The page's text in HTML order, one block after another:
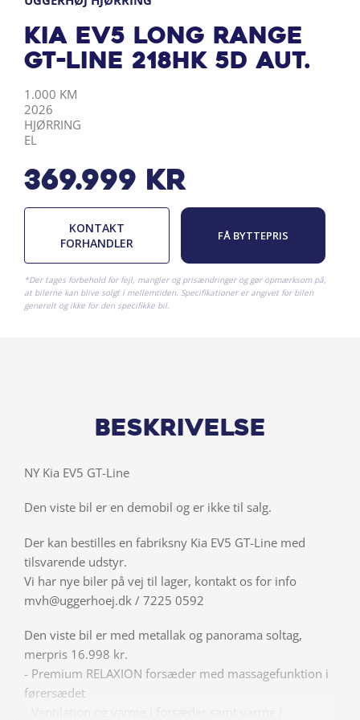
Kia EV5 Long Range
GT-Line 218HK 5d Aut.
KILOMETER
1.000 KM
ÅRGANG
2026
BY
HJØRRING
DRIVMIDDEL
EL
369.999 kr
KONTAKT
FORHANDLER
FÅ BYTTEPRIS
*Der tages forbehold for fejl, mangler og prisændringer og gør opmærksom på,
at bilerne kan blive solgt i mellemtiden. Specifikationer er angivet for bilen
generelt og ikke for den specifikke bil.
Beskrivelse
NY Kia EV5 GT-Line
Den viste bil er en demobil og er ikke til salg.
Der kan bestilles en fabriksny Kia EV5 GT-Line med
tilsvarende udstyr.
Vi har nye biler på vej til lager, kontakt os for info
mvh@uggerhoej.dk / 7225 0592
Den viste bil er med metallak og panorama soltag,
merpris 16.998 kr.
- Premium RELAXION forsæder med massagefunktion i
førersædet